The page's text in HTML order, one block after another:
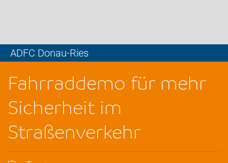
ADFC Donau-Ries
Fahrraddemo für mehr
Sicherheit im
Straßenverkehr